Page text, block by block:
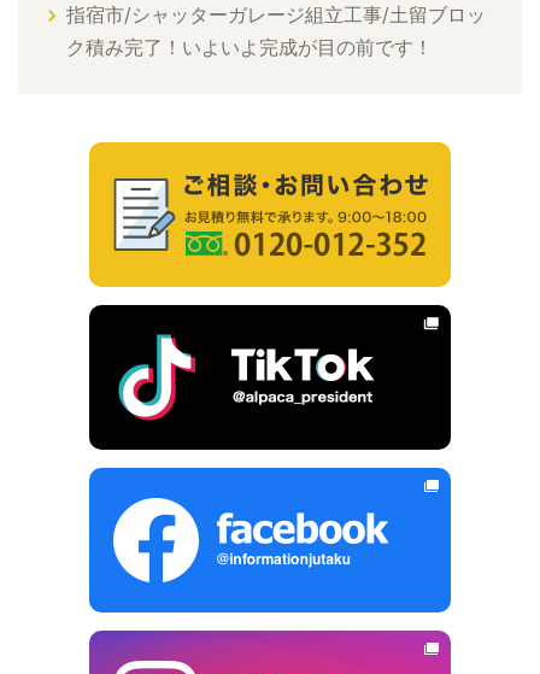
指宿市/シャッターガレージ組立工事/土留ブロッ
ク積み完了！いよいよ完成が目の前です！